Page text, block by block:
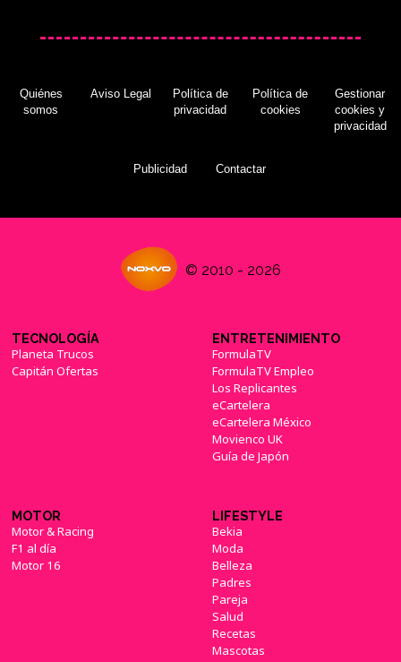
Quiénes
somos
Aviso Legal
Política de
privacidad
Política de
cookies
Gestionar
cookies y
privacidad
Publicidad Contactar
© 2010 - 2026
TECNOLOGÍA
Planeta Trucos
Capitán Ofertas
ENTRETENIMIENTO
FormulaTV
FormulaTV Empleo
Los Replicantes
eCartelera
eCartelera México
Movienco UK
Guía de Japón
MOTOR
Motor & Racing
F1 al día
Motor 16
LIFESTYLE
Bekia
Moda
Belleza
Padres
Pareja
Salud
Recetas
Mascotas